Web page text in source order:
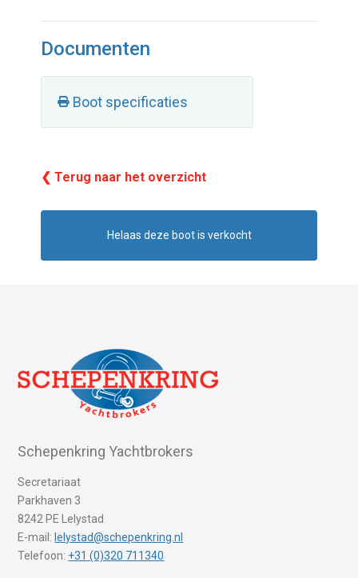
Documenten
Boot specificaties
❮ Terug naar het overzicht
Helaas deze boot is verkocht
Schepenkring Yachtbrokers
Secretariaat
Parkhaven 3
8242 PE Lelystad
E-mail: lelystad@schepenkring.nl
Telefoon: +31 (0)320 711340